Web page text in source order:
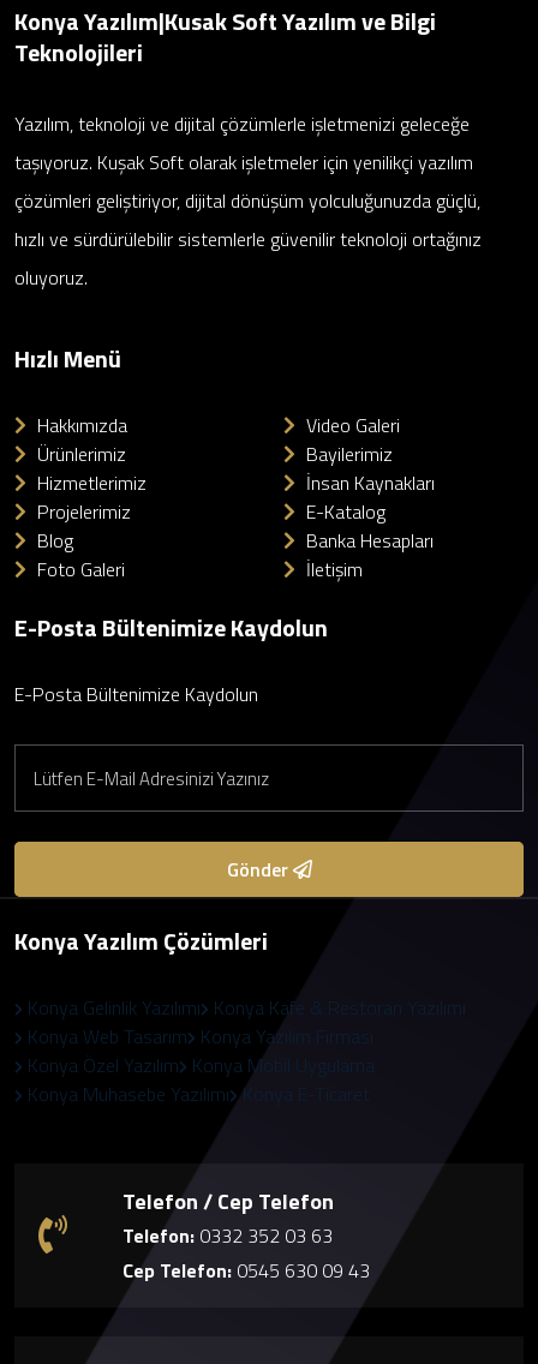
Konya Yazılım|Kusak Soft Yazılım ve Bilgi
Teknolojileri
Yazılım, teknoloji ve dijital çözümlerle işletmenizi geleceğe
taşıyoruz. Kuşak Soft olarak işletmeler için yenilikçi yazılım
çözümleri geliştiriyor, dijital dönüşüm yolculuğunuzda güçlü,
hızlı ve sürdürülebilir sistemlerle güvenilir teknoloji ortağınız
oluyoruz.
Hızlı Menü
Hakkımızda
Ürünlerimiz
Hizmetlerimiz
Projelerimiz
Blog
Foto Galeri
Video Galeri
Bayilerimiz
İnsan Kaynakları
E-Katalog
Banka Hesapları
İletişim
E-Posta Bültenimize Kaydolun
E-Posta Bültenimize Kaydolun
Gönder
Konya Yazılım Çözümleri
Konya Gelinlik Yazılımı Konya Kafe & Restoran Yazılımı
Konya Web Tasarım Konya Yazılım Firması
Konya Özel Yazılım Konya Mobil Uygulama
Konya Muhasebe Yazılımı Konya E-Ticaret
Telefon / Cep Telefon
Telefon: 0332 352 03 63
Cep Telefon: 0545 630 09 43